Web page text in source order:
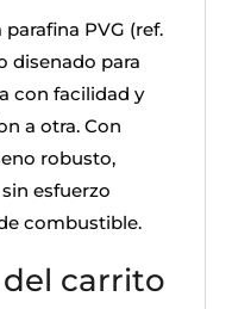
PVG (ref.
disenado para
con facilidad y
a otra. Con
robusto,
esfuerzo
combustible.
carrito